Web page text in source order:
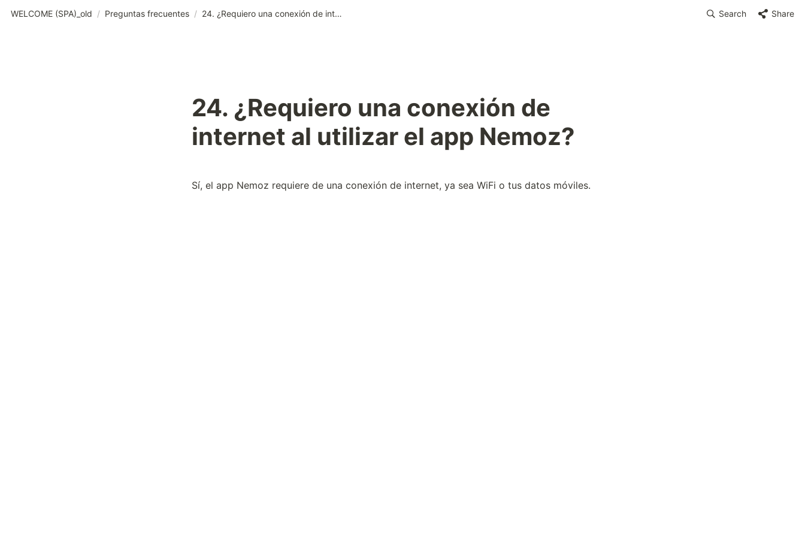
WELCOME (SPA)_old / Preguntas frecuentes / 24. ¿Requiero una conexión de internet al utilizar el app Nemoz? Search Share
24. ¿Requiero una conexión de
internet al utilizar el app Nemoz?
Sí, el app Nemoz requiere de una conexión de internet, ya sea WiFi o tus datos móviles.